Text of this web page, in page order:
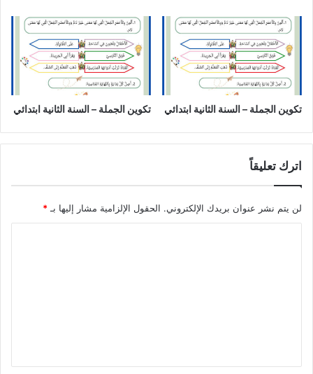
تكوين الجملة – السنة الثانية ابتدائي تكوين الجملة – السنة الثانية ابتدائي
اترك تعليقاً
لن يتم نشر عنوان بريدك الإلكتروني. الحقول الإلزامية مشار إليها بـ *